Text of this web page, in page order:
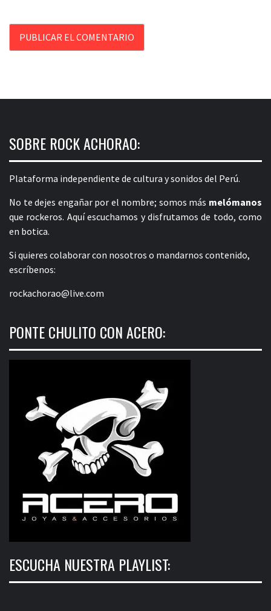
SOBRE ROCK ACHORAO:
Plataforma independiente de cultura y sonidos del Perú.
No te dejes engañar por el nombre; somos más melómanos
que rockeros. Aquí escuchamos y disfrutamos de todo, como
en botica.
Si quieres colaborar con nosotros o mandarnos contenido,
escríbenos:
rockachorao@live.com
PONTE CHULITO CON ACERO:
ESCUCHA NUESTRA PLAYLIST: